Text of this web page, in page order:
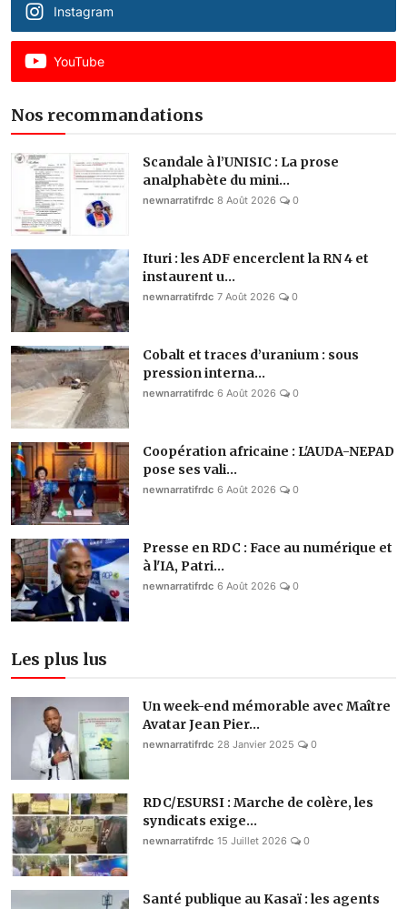
Instagram
YouTube
Nos recommandations
Scandale à l’UNISIC : La prose
analphabète du mini...
newnarratifrdc 8 Août 2026 0
Ituri : les ADF encerclent la RN 4 et
instaurent u...
newnarratifrdc 7 Août 2026 0
Cobalt et traces d’uranium : sous
pression interna...
newnarratifrdc 6 Août 2026 0
Coopération africaine : L'AUDA-NEPAD
pose ses vali...
newnarratifrdc 6 Août 2026 0
Presse en RDC : Face au numérique et
à l'IA, Patri...
newnarratifrdc 6 Août 2026 0
Les plus lus
Un week-end mémorable avec Maître
Avatar Jean Pier...
newnarratifrdc 28 Janvier 2025 0
RDC/ESURSI : Marche de colère, les
syndicats exige...
newnarratifrdc 15 Juillet 2026 0
Santé publique au Kasaï : les agents